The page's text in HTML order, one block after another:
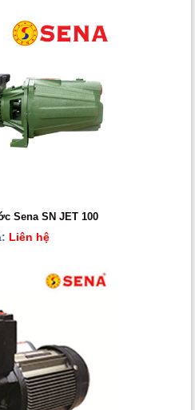
Sena SN JET 100
Liên hệ